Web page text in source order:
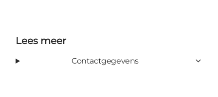
Lees meer
Contactgegevens